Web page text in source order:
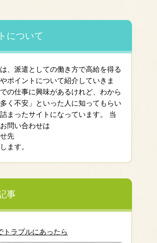
について
、派遣としての働き方で高給を得る
ポイントについて紹介していきま
の仕事に興味があるけれど、わから
く不安」といった人に知ってもらい
まったサイトになっています。 当
問い合わせは
先
ます。
事
トラブルにあったら